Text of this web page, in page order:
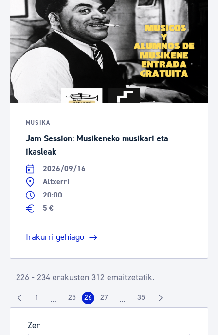
Zer
MUSIKA
Jam Session: Musikeneko musikari eta
ikasleak
2026/09/16
Altxerri
20:00
5 €
Irakurri gehiago
226 - 234 erakusten 312 emaitzetatik.
Orrialdea
1 ...Intermediate Pages Use TAB to navigate.
Orrialdea
25 Orrialdea
26 Orrialdea
27 ...Intermediate Pages Use TAB
Orrialdea
35